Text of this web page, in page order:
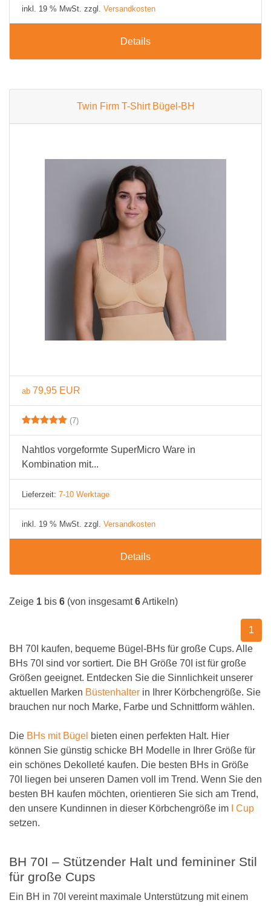
inkl. 19 % MwSt. zzgl. Versandkosten
Details
Twin Firm T-Shirt Bügel-BH
ab 79,95 EUR
(7)
Nahtlos vorgeformte SuperMicro Ware in
Kombination mit...
Lieferzeit: 7-10 Werktage
inkl. 19 % MwSt. zzgl. Versandkosten
Details
Zeige 1 bis 6 (von insgesamt6Artikeln)
1
BH 70I kaufen, bequeme Bügel-BHs für große Cups. Alle
BHs 70I sind vor sortiert. Die BH Größe 70I ist für große
Größen geeignet. Entdecken Sie die Sinnlichkeit unserer
aktuellen Marken Büstenhalter in Ihrer Körbchengröße. Sie
brauchen nur noch Marke, Farbe und Schnittform wählen.
Die BHs mit Bügel bieten einen perfekten Halt. Hier
können Sie günstig schicke BH Modelle in Ihrer Größe für
ein schönes Dekolleté kaufen. Die besten BHs in Größe
70I liegen bei unseren Damen voll im Trend. Wenn Sie den
besten BH kaufen möchten, orientieren Sie sich am Trend,
den unsere Kundinnen in dieser Körbchengröße im
I Cup
setzen.
BH 70I – Stützender Halt und femininer Stil
für große Cups
Ein BH in 70I vereint maximale Unterstützung mit einem